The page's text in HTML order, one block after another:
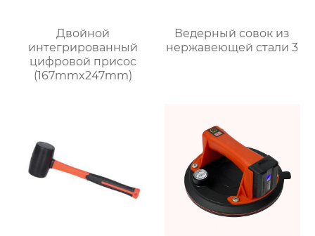
Двойной
интегрированный
цифровой присос
(167mmx247mm)
Ведерный совок из
нержавеющей стали 3